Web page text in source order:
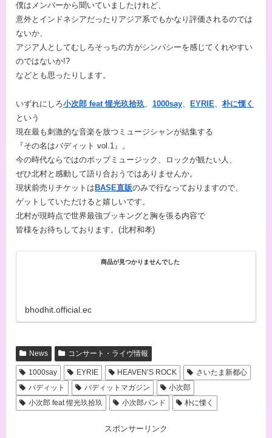
僕はメンバーから聞いていましたけれど、
意外とインドネシアだったりアジア系でもかなり評価されるのでは
ないか、
アジア人としてむしろそっちの方がシンパシーを感じてくれやすい
のではないか!?
などとも思ったりします。
いずれにしろ⼩次郎 feat 惺光玖拾玖 1000say EYRIE
朴に慄く
という
現在最も刺激的な音楽を放つミュージシャンが結集する
『その名はバディット vol.1』。
今の時代ならではのポップミュージック、ロックが観たい人、
ぜひ北村と感動して語り合おうではありませんか。
現状前売りチケットはBASE直販のみで行なっておりますので、
ゲットしていただけると嬉しいです。
北村が現時点で世界最強ブッキングと胸を張る内容で
皆様をお待ちしております。(北村和孝)
商品が見つかりませんでした
bhodhit.official.ec
News コンサート・ライヴ情報
1000say EYRIE HEAVEN’S ROCK
さいたま新都心
バディット
バディットマガジン
小次郎
小次郎 feat 惺光玖拾玖
小次郎バンド 朴に慄く
スポンサーリンク